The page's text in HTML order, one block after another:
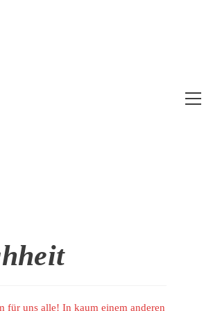
für uns alle! In kaum einem anderen